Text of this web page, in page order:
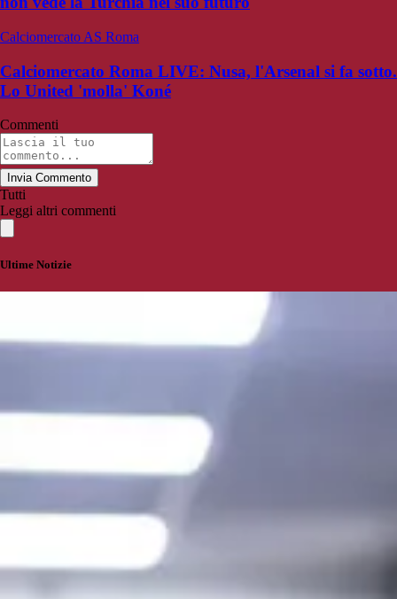
Calciomercato AS Roma
Calciomercato Roma LIVE: Nusa, l'Arsenal si fa sotto.
Lo United 'molla' Koné
Commenti
Invia Commento
Tutti
Leggi altri commenti
Ultime Notizie